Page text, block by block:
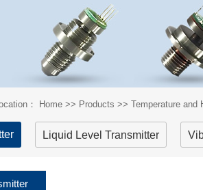
： Home >> Products >> Temperature and
Liquid Level Transmitter